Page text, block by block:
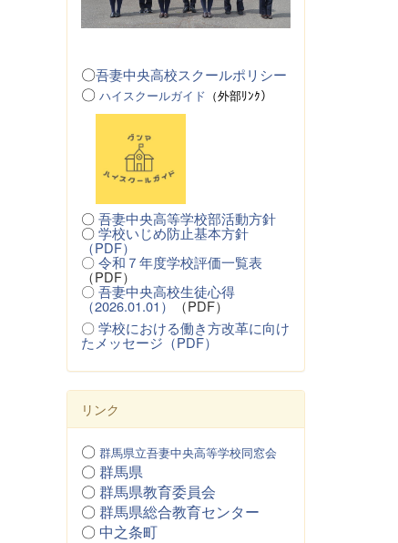
〇吾妻中央高校スクールポリシー
〇 ハイスクールガイド （外部ﾘﾝｸ）
〇吾妻中央高等学校部活動方針
〇学校いじめ防止基本方針
（PDF）
〇令和７年度学校評価一覧表
（PDF）
〇吾妻中央高校生徒心得
（2026.01.01）
（PDF）
〇学校における働き方改革に向け
たメッセージ（PDF）
リンク
〇 群馬県立吾妻中央高等学校同窓会
〇 群馬県
〇 群馬県教育委員会
〇 群馬県総合教育センター
〇 中之条町